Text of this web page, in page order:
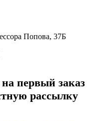
Попова, 37Б
первый заказ
рассылку